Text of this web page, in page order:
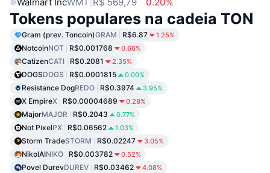
Walmart IncWMT R$ 569,79 0.20%
Tokens populares na cadeia TON
Gram (prev. Toncoin)GRAM R$6.87 1.25%
NotcoinNOT R$0.001768 0.66%
CatizenCATI R$0.2081 2.35%
DOGSDOGS R$0.0001815 0.00%
Resistance DogREDO R$0.3974 3.95%
X EmpireX R$0.00004689 0.28%
MajorMAJOR R$0.2043 0.77%
Not PixelPX R$0.06562 1.03%
Storm TradeSTORM R$0.02247 3.05%
NikolAINIKO R$0.003782 0.52%
Povel DurevDUREV R$0.03462 4.08%